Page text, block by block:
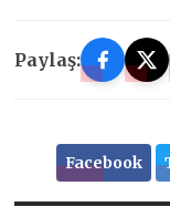
Paylaş:
Facebook